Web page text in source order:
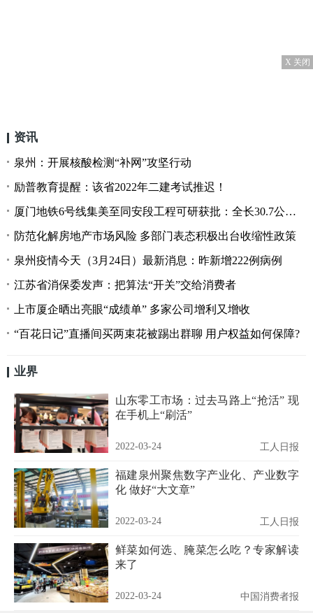
X 关闭
资讯
泉州：开展核酸检测“补网”攻坚行动
励普教育提醒：该省2022年二建考试推迟！
厦门地铁6号线集美至同安段工程可研获批：全长30.7公里 包含两段
防范化解房地产市场风险 多部门表态积极出台收缩性政策
泉州疫情今天（3月24日）最新消息：昨新增222例病例
江苏省消保委发声：把算法“开关”交给消费者
上市厦企晒出亮眼“成绩单” 多家公司增利又增收
“百花日记”直播间买两束花被踢出群聊 用户权益如何保障?
业界
山东零工市场：过去马路上“抢活” 现
在手机上“刷活”
2022-03-24 工人日报
福建泉州聚焦数字产业化、产业数字
化 做好“大文章”
2022-03-24 工人日报
鲜菜如何选、腌菜怎么吃？专家解读
来了
2022-03-24 中国消费者报